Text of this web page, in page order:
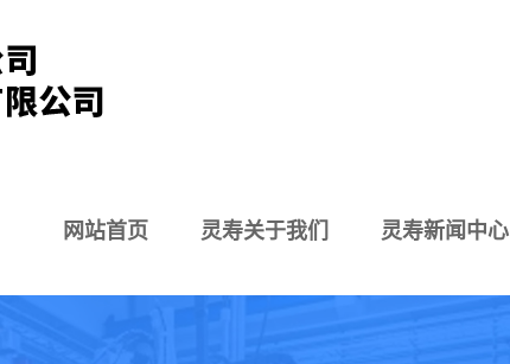
网站首页 灵寿关于我们 灵寿新闻中心